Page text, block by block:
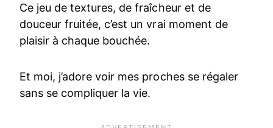
Ce jeu de textures, de fraîcheur et de
douceur fruitée, c’est un vrai moment de
plaisir à chaque bouchée.
Et moi, j’adore voir mes proches se régaler
sans se compliquer la vie.